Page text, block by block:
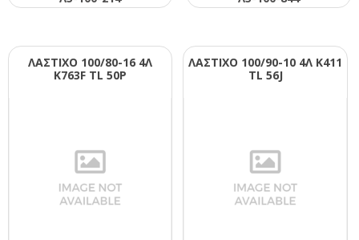
ΛΑΣΤΙΧΟ 100/80-16 4Λ
Κ763F ΤL 50Ρ
ΛΑΣΤΙΧΟ 100/90-10 4Λ Κ411
ΤL 56J